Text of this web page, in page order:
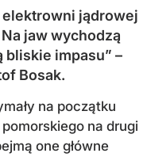
jądrowej
jaw wychodzą
impasu” –
Bosak.
na początku
na drugi
one główne